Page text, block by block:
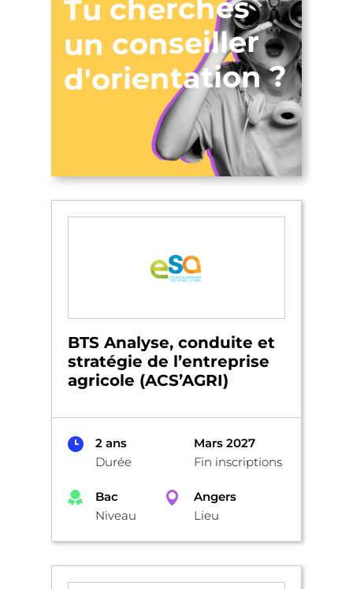
Tu cherches
un conseiller
d'orientation ?
BTS Analyse, conduite et
stratégie de l’entreprise
agricole (ACS’AGRI)
2 ans
Durée
Mars 2027
Fin inscriptions
Bac
Niveau
Angers
Lieu